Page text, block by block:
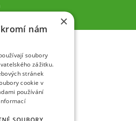
×
nám
soubory
zážitku.
stránek
cookie v
používání